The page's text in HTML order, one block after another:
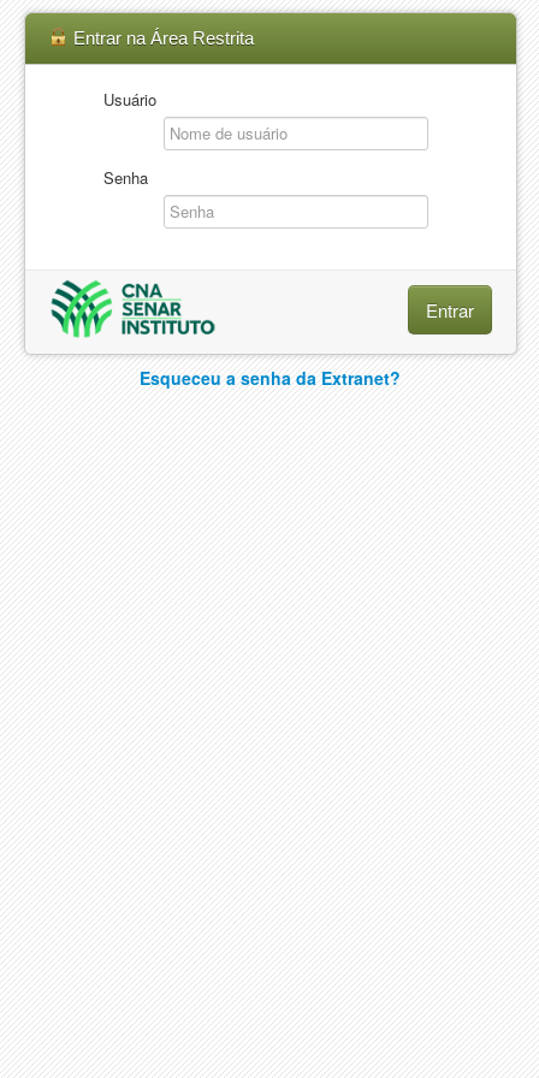
Entrar na Área Restrita
Usuário
Senha
Esqueceu a senha da Extranet?